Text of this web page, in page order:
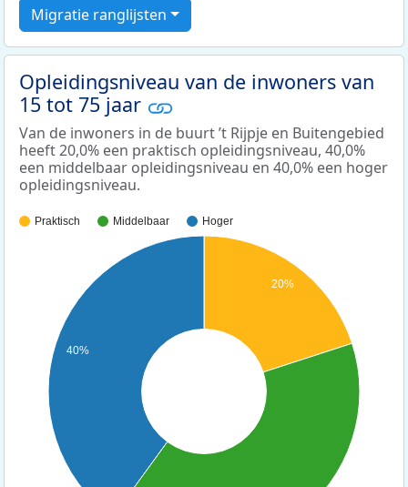
Migratie ranglijsten
Opleidingsniveau van de inwoners van
15 tot 75 jaar
Van de inwoners in de buurt ’t Rijpje en Buitengebied
heeft 20,0% een praktisch opleidingsniveau, 40,0%
een middelbaar opleidingsniveau en 40,0% een hoger
opleidingsniveau.
Praktisch Middelbaar Hoger
20%
40%